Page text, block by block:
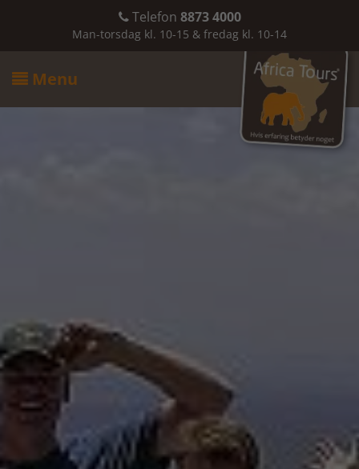
Telefon 8873 4000
Man-torsdag kl. 10-15 & fredag kl. 10-14
 Menu